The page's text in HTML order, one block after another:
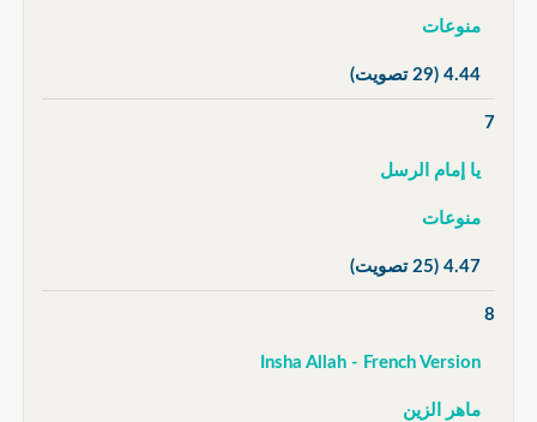
منوعات
4.44 (29 تصويت)
7
يا إمام الرسل
منوعات
4.47 (25 تصويت)
8
Insha Allah - French Version
ماهر الزين